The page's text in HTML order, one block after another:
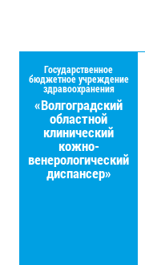
Государственное
бюджетное учреждение
здравоохранения
«Волгоградский
областной
клинический
кожно-
венерологический
диспансер»